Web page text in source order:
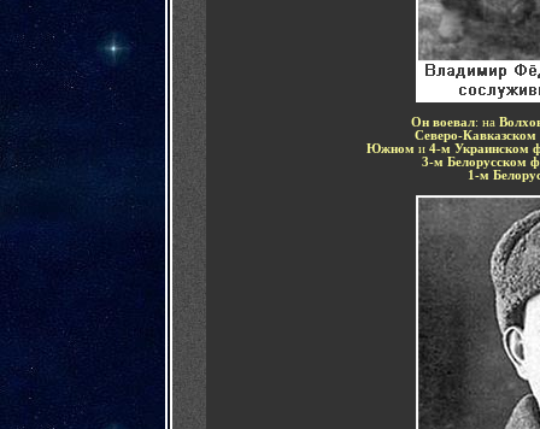
Он воевал: на
Северо-Кавказском
Южном и 4-м Украинском
3-м Белорусском
1-м